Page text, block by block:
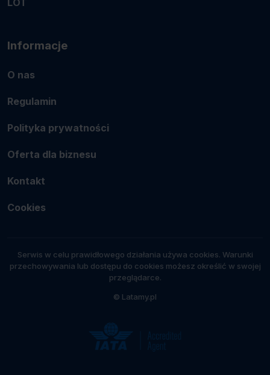
LOT
Informacje
O nas
Regulamin
Polityka prywatności
Oferta dla biznesu
Kontakt
Cookies
Serwis w celu prawidłowego działania używa cookies. Warunki
przechowywania lub dostępu do cookies możesz określić w swojej
przeglądarce.
© Latamy.pl